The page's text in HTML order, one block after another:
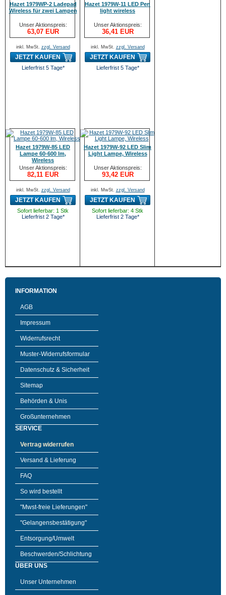
Hazet 1979WP-2 Ladepad
Wireless für zwei Lampen
Unser Aktionspreis:
63,07 EUR
inkl. MwSt. zzgl. Versand
JETZT KAUFEN
Lieferfrist 5 Tage*
Hazet 1979W-11 LED Pen
light wireless
Unser Aktionspreis:
36,41 EUR
inkl. MwSt. zzgl. Versand
JETZT KAUFEN
Lieferfrist 5 Tage*
Hazet 1979W-85 LED
Lampe 60-600 lm,
Wireless
Unser Aktionspreis:
82,11 EUR
inkl. MwSt. zzgl. Versand
JETZT KAUFEN
Sofort lieferbar: 1 Stk
Lieferfrist 2 Tage*
Hazet 1979W-92 LED Slim
Light Lampe, Wireless
Unser Aktionspreis:
93,42 EUR
inkl. MwSt. zzgl. Versand
JETZT KAUFEN
Sofort lieferbar: 4 Stk
Lieferfrist 2 Tage*
INFORMATION
AGB
Impressum
Widerrufsrecht
Muster-Widerrufsformular
Datenschutz & Sicherheit
Sitemap
Behörden & Unis
Großunternehmen
SERVICE
Vertrag widerrufen
Versand & Lieferung
FAQ
So wird bestellt
"Mwst-freie Lieferungen"
"Gelangensbestätigung"
Entsorgung/Umwelt
Beschwerden/Schlichtung
ÜBER UNS
Unser Unternehmen